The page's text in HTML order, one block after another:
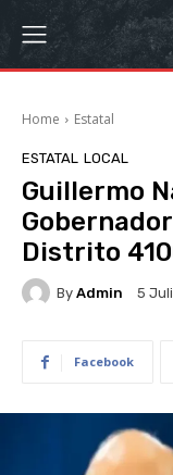
Home Estatal
ESTATAL LOCAL
Guillermo
Distrito
By Admin 5
Facebook